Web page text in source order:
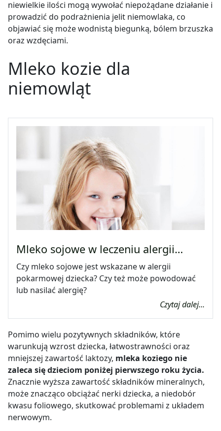
niewielkie ilości mogą wywołać niepożądane działanie i
prowadzić do podrażnienia jelit niemowlaka, co
objawiać się może wodnistą biegunką, bólem brzuszka
oraz wzdęciami.
Mleko kozie dla
niemowląt
Mleko sojowe w leczeniu alergii…
Czy mleko sojowe jest wskazane w alergii
pokarmowej dziecka? Czy też może powodować
lub nasilać alergię?
Czytaj dalej...
Pomimo wielu pozytywnych składników, które
warunkują wzrost dziecka, łatwostrawności oraz
mniejszej zawartość laktozy, mleka koziego nie
zaleca się dzieciom poniżej pierwszego roku życia.
Znacznie wyższa zawartość składników mineralnych,
może znacząco obciążać nerki dziecka, a niedobór
kwasu foliowego, skutkować problemami z układem
nerwowym.